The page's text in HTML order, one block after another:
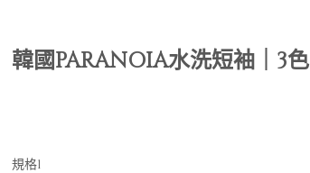
韓國PARANOIA水洗短袖｜3色
規格1